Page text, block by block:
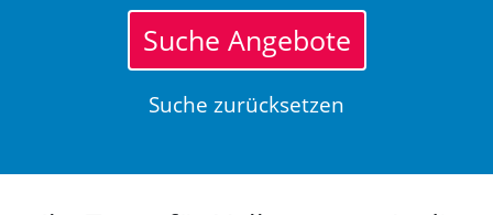
Suche Angebote
Suche zurücksetzen